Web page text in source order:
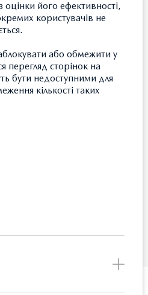
оцінки його ефективності,
користувачів не
або обмежити у
перегляд сторінок на
бути недоступними для
кількості таких